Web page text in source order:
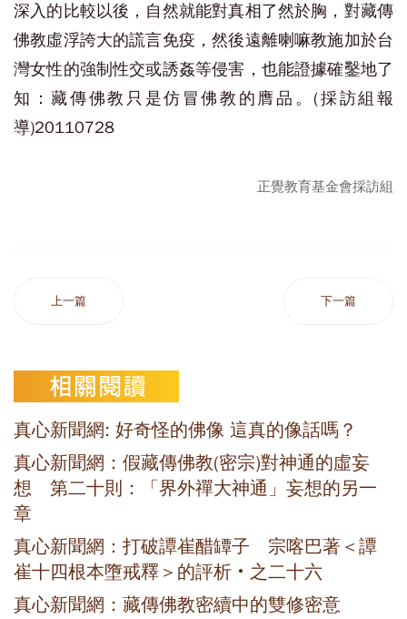
深入的比較以後，自然就能對真相了然於胸，對藏傳
佛教虛浮誇大的謊言免疫，然後遠離喇嘛教施加於台
灣女性的強制性交或誘姦等侵害，也能證據確鑿地了
知：藏傳佛教只是仿冒佛教的膺品。(採訪組報
導)20110728
正覺教育基金會採訪組
上一篇 下一篇
真心新聞網: 好奇怪的佛像 這真的像話嗎？
真心新聞網：假藏傳佛教(密宗)對神通的虛妄
想 第二十則：「界外禪大神通」妄想的另一
章
真心新聞網：打破譚崔醋罈子 宗喀巴著＜譚
崔十四根本墮戒釋＞的評析‧之二十六
真心新聞網：藏傳佛教密續中的雙修密意